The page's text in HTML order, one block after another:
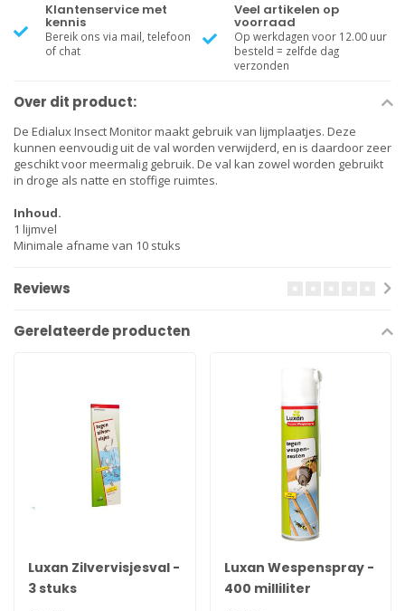
Klantenservice met
kennis
Bereik ons via mail, telefoon
of chat
Veel artikelen op
voorraad
Op werkdagen voor 12.00 uur
besteld = zelfde dag
verzonden
Over dit product:
De Edialux Insect Monitor maakt gebruik van lijmplaatjes. Deze
kunnen eenvoudig uit de val worden verwijderd, en is daardoor zeer
geschikt voor meermalig gebruik. De val kan zowel worden gebruikt
in droge als natte en stoffige ruimtes.
Inhoud.
1 lijmvel
Minimale afname van 10 stuks
Reviews
Gerelateerde producten
Luxan Zilvervisjesval -
3 stuks
Luxan Wespenspray -
400 milliliter